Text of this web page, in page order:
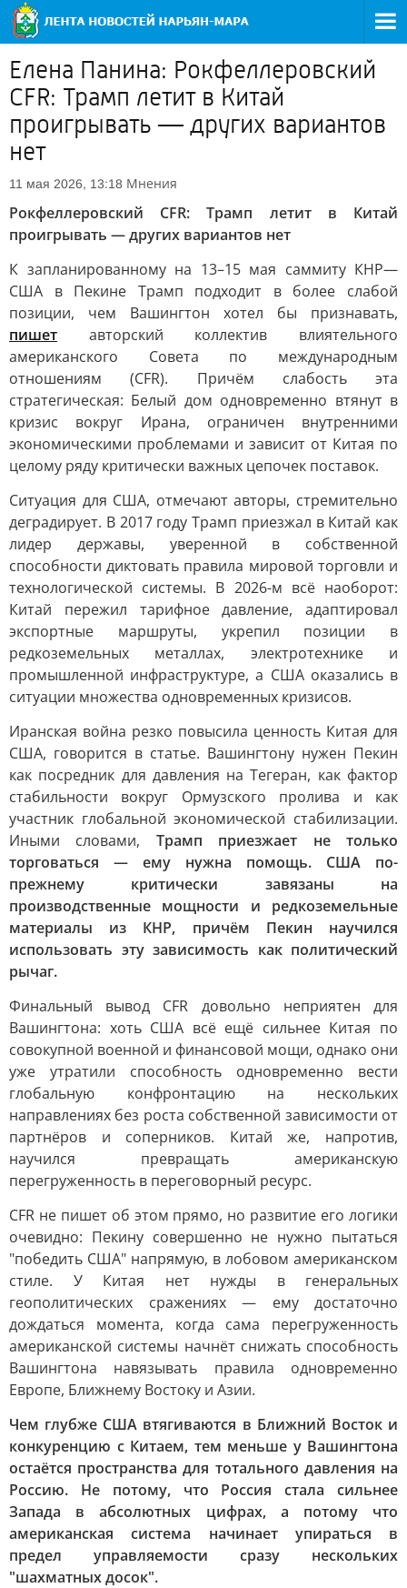
Елена Панина: Рокфеллеровский
CFR: Трамп летит в Китай
проигрывать — других вариантов
нет
11 мая 2026, 13:18 Мнения
Рокфеллеровский CFR: Трамп летит в Китай
проигрывать — других вариантов нет
К запланированному на 13–15 мая саммиту КНР—
США в Пекине Трамп подходит в более слабой
позиции, чем Вашингтон хотел бы признавать,
пишет авторский коллектив влиятельного
американского Совета по международным
отношениям (CFR). Причём слабость эта
стратегическая: Белый дом одновременно втянут в
кризис вокруг Ирана, ограничен внутренними
экономическими проблемами и зависит от Китая по
целому ряду критически важных цепочек поставок.
Ситуация для США, отмечают авторы, стремительно
деградирует. В 2017 году Трамп приезжал в Китай как
лидер державы, уверенной в собственной
способности диктовать правила мировой торговли и
технологической системы. В 2026-м всё наоборот:
Китай пережил тарифное давление, адаптировал
экспортные маршруты, укрепил позиции в
редкоземельных металлах, электротехнике и
промышленной инфраструктуре, а США оказались в
ситуации множества одновременных кризисов.
Иранская война резко повысила ценность Китая для
США, говорится в статье. Вашингтону нужен Пекин
как посредник для давления на Тегеран, как фактор
стабильности вокруг Ормузского пролива и как
участник глобальной экономической стабилизации.
Иными словами, Трамп приезжает не только
торговаться — ему нужна помощь. США по-
прежнему критически завязаны на
производственные мощности и редкоземельные
материалы из КНР, причём Пекин научился
использовать эту зависимость как политический
рычаг.
Финальный вывод CFR довольно неприятен для
Вашингтона: хоть США всё ещё сильнее Китая по
совокупной военной и финансовой мощи, однако они
уже утратили способность одновременно вести
глобальную конфронтацию на нескольких
направлениях без роста собственной зависимости от
партнёров и соперников. Китай же, напротив,
научился превращать американскую
перегруженность в переговорный ресурс.
CFR не пишет об этом прямо, но развитие его логики
очевидно: Пекину совершенно не нужно пытаться
"победить США" напрямую, в лобовом американском
стиле. У Китая нет нужды в генеральных
геополитических сражениях — ему достаточно
дождаться момента, когда сама перегруженность
американской системы начнёт снижать способность
Вашингтона навязывать правила одновременно
Европе, Ближнему Востоку и Азии.
Чем глубже США втягиваются в Ближний Восток и
конкуренцию с Китаем, тем меньше у Вашингтона
остаётся пространства для тотального давления на
Россию. Не потому, что Россия стала сильнее
Запада в абсолютных цифрах, а потому что
американская система начинает упираться в
предел управляемости сразу нескольких
"шахматных досок".